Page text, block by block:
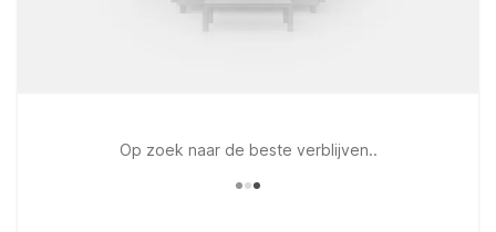
Op zoek naar de beste verblijven..